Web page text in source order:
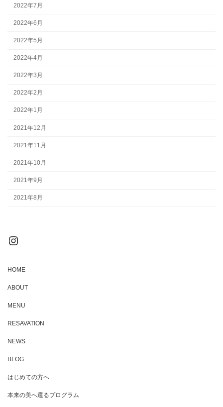
2022年7月
2022年6月
2022年5月
2022年4月
2022年3月
2022年2月
2022年1月
2021年12月
2021年11月
2021年10月
2021年9月
2021年8月
Instagram
HOME
ABOUT
MENU
RESAVATION
NEWS
BLOG
はじめての方へ
本来の美へ還るプログラム